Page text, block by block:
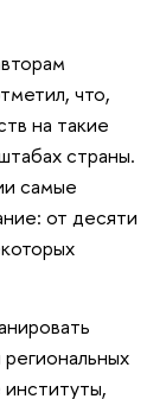
что,
на такие
страны.
самые
от десяти